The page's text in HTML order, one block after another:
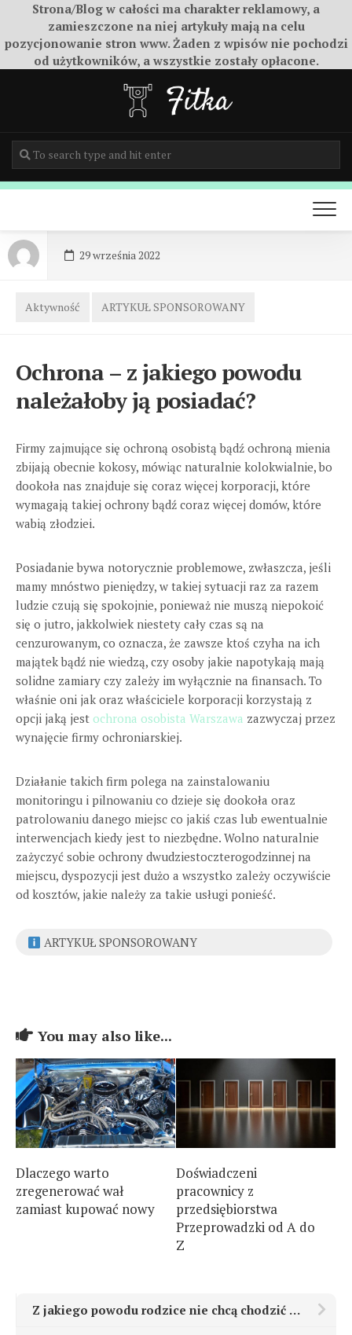
Strona/Blog w całości ma charakter reklamowy, a
zamieszczone na niej artykuły mają na celu
pozycjonowanie stron www. Żaden z wpisów nie pochodzi
od użytkowników, a wszystkie zostały opłacone.
29 września 2022
Aktywność ARTYKUŁ SPONSOROWANY
Ochrona – z jakiego powodu
należałoby ją posiadać?
Firmy zajmujące się ochroną osobistą bądź ochroną mienia
zbijają obecnie kokosy, mówiąc naturalnie kolokwialnie, bo
dookoła nas znajduje się coraz więcej korporacji, które
wymagają takiej ochrony bądź coraz więcej domów, które
wabią złodziei.
Posiadanie bywa notorycznie problemowe, zwłaszcza, jeśli
mamy mnóstwo pieniędzy, w takiej sytuacji raz za razem
ludzie czują się spokojnie, ponieważ nie muszą niepokoić
się o jutro, jakkolwiek niestety cały czas są na
cenzurowanym, co oznacza, że zawsze ktoś czyha na ich
majątek bądź nie wiedzą, czy osoby jakie napotykają mają
solidne zamiary czy zależy im wyłącznie na finansach. To
właśnie oni jak oraz właściciele korporacji korzystają z
opcji jaką jest ochrona osobista Warszawa zazwyczaj przez
wynajęcie firmy ochroniarskiej.
Działanie takich firm polega na zainstalowaniu
monitoringu i pilnowaniu co dzieje się dookoła oraz
patrolowaniu danego miejsc co jakiś czas lub ewentualnie
interwencjach kiedy jest to niezbędne. Wolno naturalnie
zażyczyć sobie ochrony dwudziestoczterogodzinnej na
miejscu, dyspozycji jest dużo a wszystko zależy oczywiście
od kosztów, jakie należy za takie usługi ponieść.
ARTYKUŁ SPONSOROWANY
You may also like...
Dlaczego warto
zregenerować wał
zamiast kupować nowy
Doświadczeni
pracownicy z
przedsiębiorstwa
Przeprowadzki od A do
Z
Z jakiego powodu rodzice nie chcą chodzić z dziećmi do psychologa